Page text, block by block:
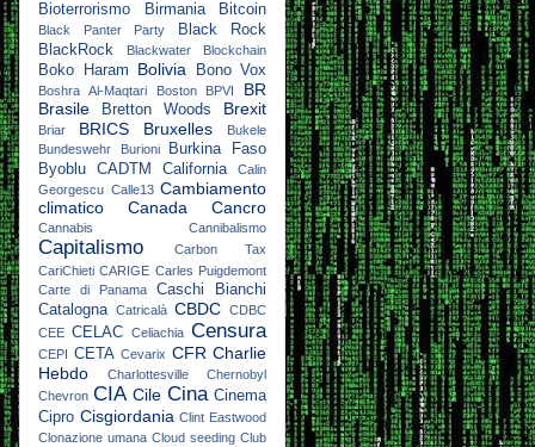
Bioterrorismo
Birmania Bitcoin
Black Panter Party
Black Rock
BlackRock
Blackwater Blockchain
Boko Haram Bolivia Bono Vox
Boshra Al-Maqtari Boston BPVI
BR
Brasile
Bretton Woods Brexit
Briar BRICS Bruxelles
Bukele
Bundeswehr
Burioni
Burkina Faso
Byoblu
CADTM California
Calin
Georgescu Calle13 Cambiamento
climatico
Canada Cancro
Cannabis Cannibalismo
Capitalismo
Carbon Tax
CariChieti CARIGE Carles Puigdemont
Carte di Panama
Caschi Bianchi
Catalogna Catricalà CBDC CDBC
CEE CELAC Celiachia Censura
CEPI CETA Cevarix CFR Charlie
Hebdo
Charlottesville
Chernobyl
Chevron CIA Cile Cina Cinema
Cipro Cisgiordania Clint Eastwood
Clonazione umana Cloud seeding Club